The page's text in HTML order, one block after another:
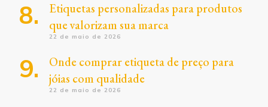
Etiquetas personalizadas para produtos
que valorizam sua marca
22 de maio de 2026
Onde comprar etiqueta de preço para
jóias com qualidade
22 de maio de 2026